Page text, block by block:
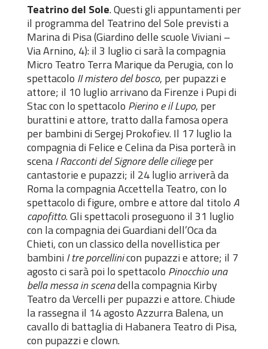
Teatrino del Sole. Questi gli appuntamenti per
il programma del Teatrino del Sole previsti a
Marina di Pisa (Giardino delle scuole Viviani –
Via Arnino, 4): il 3 luglio ci sarà la compagnia
Micro Teatro Terra Marique da Perugia, con lo
spettacolo II mistero del bosco, per pupazzi e
attore; il 10 luglio arrivano da Firenze i Pupi di
Stac con lo spettacolo Pierino e il Lupo, per
burattini e attore, tratto dalla famosa opera
per bambini di Sergej Prokofiev. Il 17 luglio la
compagnia di Felice e Celina da Pisa porterà in
scenaI Racconti del Signore delle ciliegeper
cantastorie e pupazzi; il 24 luglio arriverà da
Roma la compagnia Accettella Teatro, con lo
spettacolo di figure, ombre e attore dal titoloA
capofitto. Gli spettacoli proseguono il 31 luglio
con la compagnia dei Guardiani dell’Oca da
Chieti, con un classico della novellistica per
bambiniI tre porcellinicon pupazzi e attore; il 7
agosto ci sarà poi lo spettacolo Pinocchio una
bella messa in scenadella compagnia Kirby
Teatro da Vercelli per pupazzi e attore. Chiude
la rassegna il 14 agosto Azzurra Balena, un
cavallo di battaglia di Habanera Teatro di Pisa,
con pupazzi e clown.